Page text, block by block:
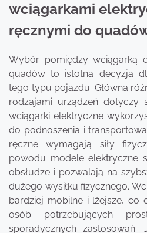
wciągarkami
ręcznymi do
Wybór pomiędzy wciągarką
quadów to istotna decyzja
tego typu pojazdu. Główna
rodzajami urządzeń dotyczy
wciągarki elektryczne
do podnoszenia i
ręczne wymagają siły
powodu modele elektryczne
obsłudze i pozwalają na
dużego wysiłku fizycznego.
bardziej mobilne i lżejsze, co
osób potrzebujących
sporadycznych zastosowań.